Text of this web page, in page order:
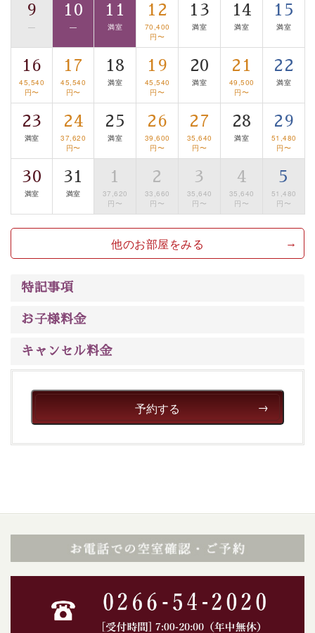
【旅】
■諏訪大社4社を巡る無料参拝バス
豊富な知識を持ったドライバー兼ガイドが諏訪大社をご
案内します。 事前ご予約制ですので、ご利用ご希望の方
は【3日前まで】にお電話ください。
※交通規制などにより運行できない日がございます
※年末年始及び御柱祭前後は運行しておりません
以上がプラン内容です。
上諏訪温泉“しんゆ”なら諏訪大社など歴史ある諏訪の街
で心癒されます。
清らかな源泉、自然の恵みあるお食事、諏訪湖に包まれ
るお部屋、 大人のたしなみを感じていただける、美しく
癒される宿で贅沢に幸せのときを安心してお過ごしくだ
9
—
10
—
11
満室
12
70,400
円〜
13
満室
14
満室
15
満室
16
45,540
円〜
17
45,540
円〜
18
満室
19
45,540
円〜
20
満室
21
49,500
円〜
22
満室
23
満室
24
37,620
円〜
25
満室
26
39,600
円〜
27
35,640
円〜
28
満室
29
51,480
円〜
30
満室
31
満室
1
37,620
円〜
2
33,660
円〜
3
35,640
円〜
4
35,640
円〜
5
51,480
円〜
他のお部屋をみる
特記事項
お子様料金
キャンセル料金
予約する